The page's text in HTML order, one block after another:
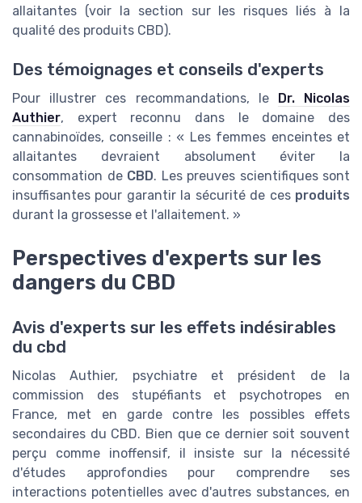
allaitantes (voir la section sur les risques liés à la
qualité des produits CBD).
Des témoignages et conseils d'experts
Pour illustrer ces recommandations, le Dr. Nicolas
Authier, expert reconnu dans le domaine des
cannabinoïdes, conseille : « Les femmes enceintes et
allaitantes devraient absolument éviter la
consommation de CBD. Les preuves scientifiques sont
insuffisantes pour garantir la sécurité de ces produits
durant la grossesse et l'allaitement. »
Perspectives d'experts sur les
dangers du CBD
Avis d'experts sur les effets indésirables
du cbd
Nicolas Authier, psychiatre et président de la
commission des stupéfiants et psychotropes en
France, met en garde contre les possibles effets
secondaires du CBD. Bien que ce dernier soit souvent
perçu comme inoffensif, il insiste sur la nécessité
d'études approfondies pour comprendre ses
interactions potentielles avec d'autres substances, en